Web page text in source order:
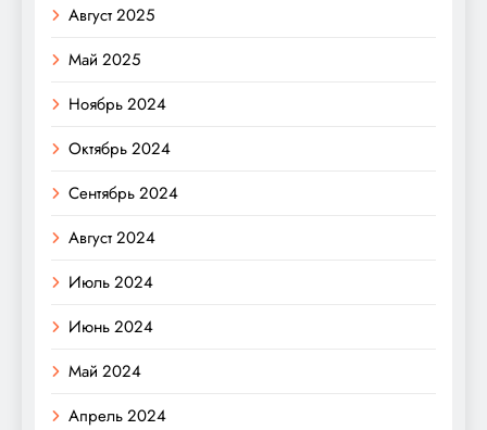
Август 2025
Май 2025
Ноябрь 2024
Октябрь 2024
Сентябрь 2024
Август 2024
Июль 2024
Июнь 2024
Май 2024
Апрель 2024